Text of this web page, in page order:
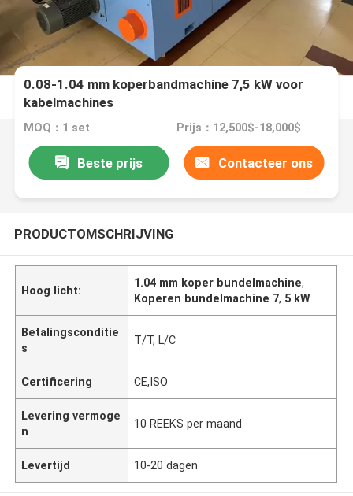
0.08-1.04 mm koperbandmachine 7,5 kW voor
kabelmachines
MOQ：1 set Prijs：12,500$-18,000$
Beste prijs Contacteer ons
PRODUCTOMSCHRIJVING
Hoog licht:
1.04 mm koper bundelmachine,
Koperen bundelmachine 7, 5 kW
Betalingsconditie
s
T/T, L/C
Certificering CE,ISO
Levering vermoge
n
10 REEKS per maand
Levertijd 10-20 dagen